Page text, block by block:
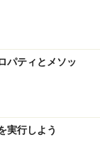
ファイル名で
々と参照して
ウンタ変数iを利
よいので、引
ルダパスとフ
うにしましょ
パティとメソッ
実行しよう